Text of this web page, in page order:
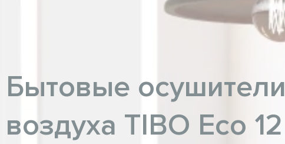
Бытовые осушители
воздуха TIBO Eco 12